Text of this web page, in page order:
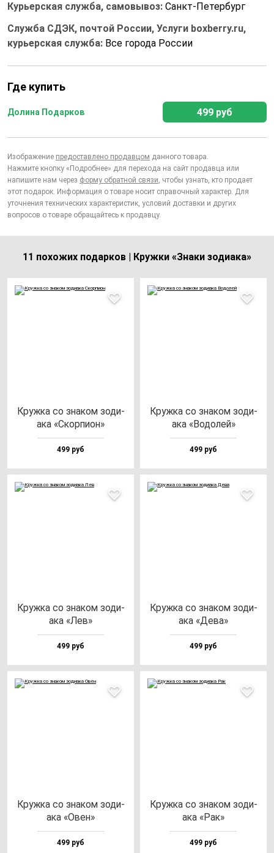
Курьерская служба, самовывоз: Санкт-Петербург
Служба СДЭК, почтой России, Услуги boxberry.ru,
курьерская служба: Все города России
Где купить
Долина Подарков 499 руб
Изображение предоставлено продавцом данного товара.
Нажмите кнопку «Подробнее» для перехода на сайт продавца или
напишите нам через форму обратной связи, чтобы узнать, кто продает
этот подарок. Информация о товаре носит справочный характер. Для
уточнения технических характеристик, условий доставки и других
вопросов о товаре обращайтесь к продавцу.
11 похожих подарков | Кружки «Знаки зодиака»
Круж­ка со зна­ком зо­ди­
ака «Скор­пи­он»
499 руб
Круж­ка со зна­ком зо­ди­
ака «Водо­лей»
499 руб
Круж­ка со зна­ком зо­ди­
ака «Лев»
499 руб
Круж­ка со зна­ком зо­ди­
ака «Дева»
499 руб
Круж­ка со зна­ком зо­ди­
ака «Овен»
499 руб
Круж­ка со зна­ком зо­ди­
ака «Рак»
499 руб